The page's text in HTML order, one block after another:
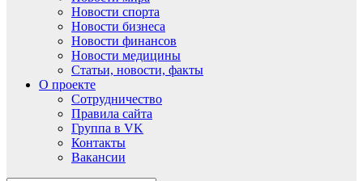
Новости спорта
Новости бизнеса
Новости финансов
Новости медицины
Статьи, новости, факты
О проекте
Сотрудничество
Правила сайта
Группа в VK
Контакты
Вакансии